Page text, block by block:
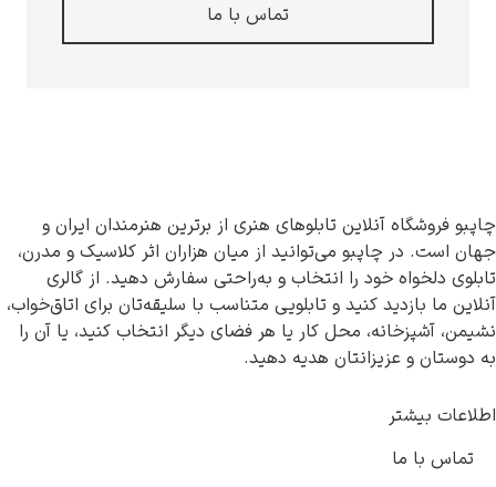
تماس با ما
آنلاین تابلوهای هنری از برترین هنرمندان ایران و
در چاپبو می‌توانید از میان هزاران اثر کلاسیک و مدرن،
خود را انتخاب و به‌راحتی سفارش دهید. از گالری
بازدید کنید و تابلویی متناسب با سلیقه‌تان برای اتاق‌خواب،
محل کار یا هر فضای دیگر انتخاب کنید، یا آن را
و عزیزانتان هدیه دهید.
بیشتر
با ما